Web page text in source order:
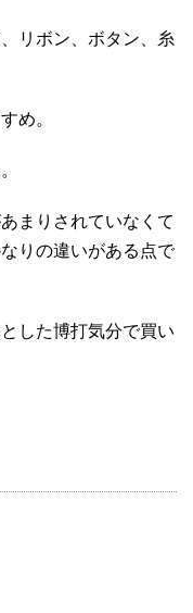
リボン、ボタン、糸
め。
まりされていなくて
りの違いがある点で
した博打気分で買い